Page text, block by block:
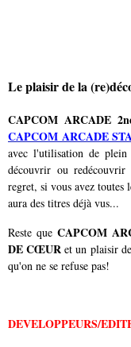
Le plaisir de la
CAPCOM ARCADE
CAPCOM ARCADE
avec l'utilisation de plein
découvrir ou
regret, si vous avez toutes
aura des titres déjà vus...
Reste que CAPCOM
DE CŒUR et un plaisir
qu'on ne se refuse pas!
DEVELOPPEURS/